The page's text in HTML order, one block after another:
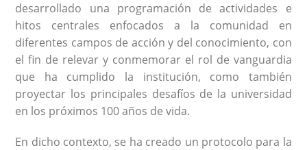
desarrollado una programación de actividades e
hitos centrales enfocados a la comunidad en
diferentes campos de acción y del conocimiento, con
el fin de relevar y conmemorar el rol de vanguardia
que ha cumplido la institución, como también
proyectar los principales desafíos de la universidad
en los próximos 100 años de vida.
En dicho contexto, se ha creado un protocolo para la